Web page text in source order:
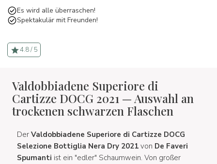
Es wird alle überraschen!
Spektakulär mit Freunden!
4.8 / 5
Valdobbiadene Superiore di
Cartizze DOCG 2021 — Auswahl an
trockenen schwarzen Flaschen
Der Valdobbiadene Superiore di Cartizze DOCG
Selezione Bottiglia Nera Dry 2021 von De Faveri
Spumanti ist ein "edler" Schaumwein. Von großer